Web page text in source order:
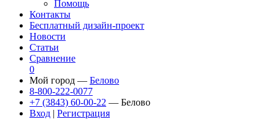
Помощь
Контакты
Бесплатный дизайн-проект
Новости
Статьи
Сравнение
0
Мой город — Белово
8-800-222-0077
+7 (3843) 60-00-22 — Белово
Вход | Регистрация